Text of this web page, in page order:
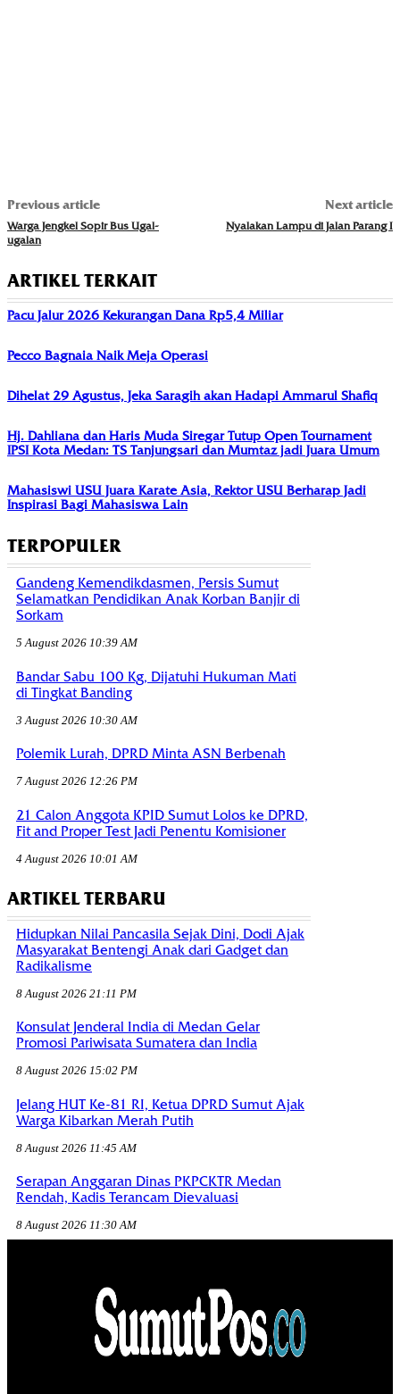
Previous article
Warga Jengkel Sopir Bus Ugal-
ugalan
Next article
Nyalakan Lampu di Jalan Parang I
ARTIKEL TERKAIT
Pacu Jalur 2026 Kekurangan Dana Rp5,4 Miliar
Pecco Bagnaia Naik Meja Operasi
Dihelat 29 Agustus, Jeka Saragih akan Hadapi Ammarul Shafiq
Hj. Dahliana dan Haris Muda Siregar Tutup Open Tournament
IPSI Kota Medan: TS Tanjungsari dan Mumtaz jadi Juara Umum
Mahasiswi USU Juara Karate Asia, Rektor USU Berharap Jadi
Inspirasi Bagi Mahasiswa Lain
TERPOPULER
Gandeng Kemendikdasmen, Persis Sumut
Selamatkan Pendidikan Anak Korban Banjir di
Sorkam
5 August 2026 10:39 AM
Bandar Sabu 100 Kg, Dijatuhi Hukuman Mati
di Tingkat Banding
3 August 2026 10:30 AM
Polemik Lurah, DPRD Minta ASN Berbenah
7 August 2026 12:26 PM
21 Calon Anggota KPID Sumut Lolos ke DPRD,
Fit and Proper Test Jadi Penentu Komisioner
4 August 2026 10:01 AM
ARTIKEL TERBARU
Hidupkan Nilai Pancasila Sejak Dini, Dodi Ajak
Masyarakat Bentengi Anak dari Gadget dan
Radikalisme
8 August 2026 21:11 PM
Konsulat Jenderal India di Medan Gelar
Promosi Pariwisata Sumatera dan India
8 August 2026 15:02 PM
Jelang HUT Ke-81 RI, Ketua DPRD Sumut Ajak
Warga Kibarkan Merah Putih
8 August 2026 11:45 AM
Serapan Anggaran Dinas PKPCKTR Medan
Rendah, Kadis Terancam Dievaluasi
8 August 2026 11:30 AM